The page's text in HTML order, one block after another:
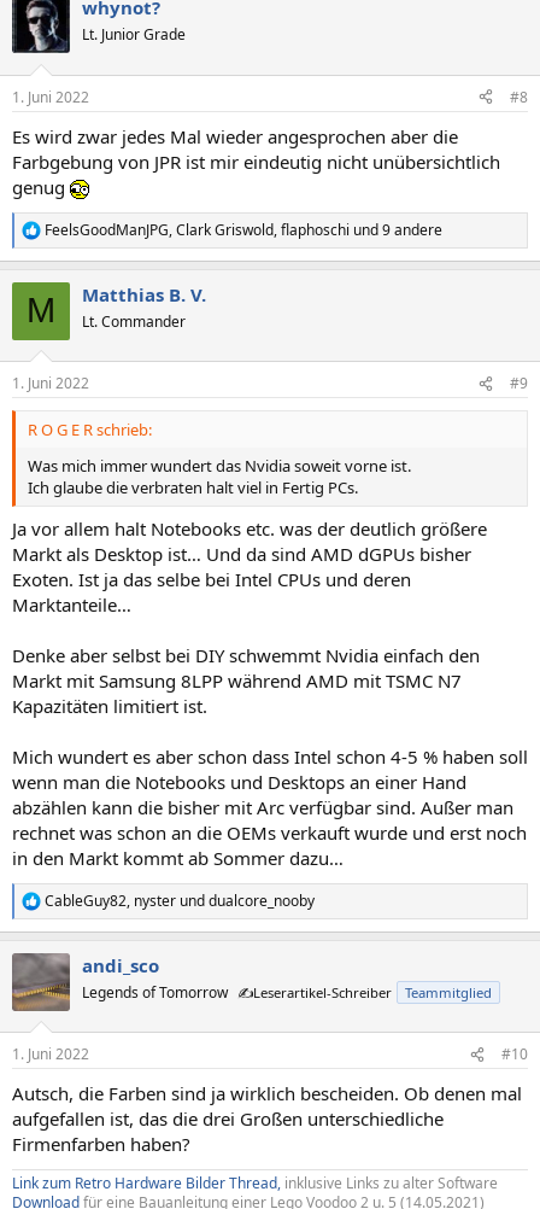
k
i
e
:
whynot?
Lt. Junior Grade
1. Juni 2022 #8
Es wird zwar jedes Mal wieder angesprochen aber die
Farbgebung von JPR ist mir eindeutig nicht unübersichtlich
genug
R
e
e
n
FeelsGoodManJPG,Clark Griswold,flaphoschi und 9 andere
M Matthias B. V.
Lt. Commander
1. Juni 2022 #9
R O G E R schrieb:
Was mich immer wundert das Nvidia soweit vorne ist.
Ich glaube die verbraten halt viel in Fertig PCs.
Ja vor allem halt Notebooks etc. was der deutlich größere
Markt als Desktop ist… Und da sind AMD dGPUs bisher
Exoten. Ist ja das selbe bei Intel CPUs und deren
Marktanteile…
Denke aber selbst bei DIY schwemmt Nvidia einfach den
Markt mit Samsung 8LPP während AMD mit TSMC N7
Kapazitäten limitiert ist.
Mich wundert es aber schon dass Intel schon 4-5 % haben soll
wenn man die Notebooks und Desktops an einer Hand
abzählen kann die bisher mit Arc verfügbar sind. Außer man
rechnet was schon an die OEMs verkauft wurde und erst noch
in den Markt kommt ab Sommer dazu…
R
e
t
i
e
:
CableGuy82, nyster unddualcore_nooby
andi_sco
Legends of Tomorrow ✍️Leserartikel-Schreiber Teammitglied
1. Juni 2022 #10
Autsch, die Farben sind ja wirklich bescheiden. Ob denen mal
aufgefallen ist, das die drei Großen unterschiedliche
Firmenfarben haben?
Link zum Retro Hardware Bilder Thread, inklusive Links zu alter Software
Downloadfür eine Bauanleitung einer Lego Voodoo 2 u. 5 (14.05.2021)